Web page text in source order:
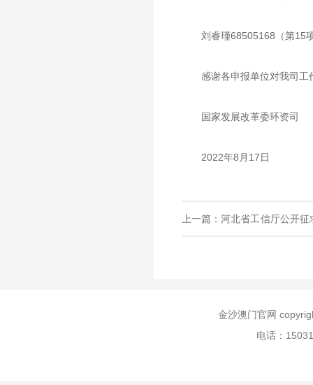
刘睿瑾68505168（第15
感谢各申报单位对我司工
国家发展改革委环资司
2022年8月17日
上一篇：河北省工信厅公开
金沙澳门官网
电话：